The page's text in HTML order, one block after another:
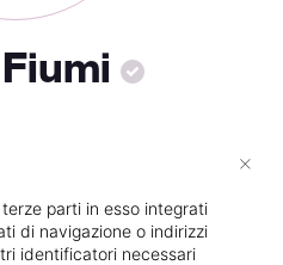
di Anna
parti in esso integrati
di navigazione o indirizzi
identificatori necessari
×